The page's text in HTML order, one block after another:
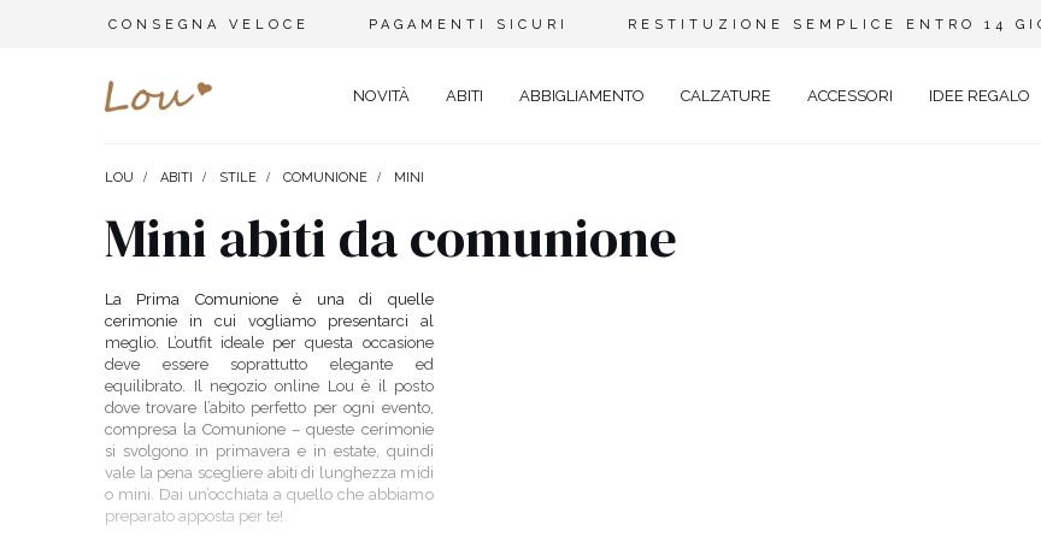
CONSEGNA VELOCE PAGAMENTI SICURI RESTITUZIONE SEMPLICE ENTRO 14
NOVITÀ ABITI
MATRIMONIO
SPOSA
BATTESIMO
ABITI DA GIORNO
SAN VALENTINO
NATALE
SILVESTRO
ABITO PER IL BALLO
VISITA
ABBIGLIAMENTO
TUTE
MAGLIETTE
PANTALONI DA GINNASTICA
ABITI
GIACCHE DA DONNA
CALZATURE ACCESSORI
BRACCIALI
CINTURE
GIOIELLI
ELASTICI PER CAPELLI
CAPPELLINI INVERNALI
IDEE REGALO
LOU ABITI STILE COMUNIONE MINI
Mini abiti da comunione
La Prima Comunione è una di quelle
cerimonie in cui vogliamo presentarci al
meglio. L’outfit ideale per questa occasione
deve essere soprattutto elegante ed
equilibrato. Il negozio online Lou è il posto
dove trovare l’abito perfetto per ogni evento,
compresa la Comunione – queste cerimonie
si svolgono in primavera e in estate, quindi
vale la pena scegliere abiti di lunghezza midi
o mini. Dai un’occhiata a quello che abbiamo
preparato apposta per te!